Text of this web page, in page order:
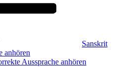
Sanskrit
anhören
Aussprache anhören